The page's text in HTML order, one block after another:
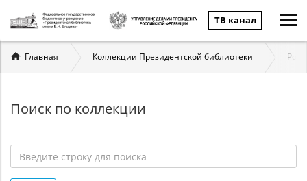
ТВ канал
Вы
здесь
Главная Коллекции Президентской библиотеки
Поиск по коллекции